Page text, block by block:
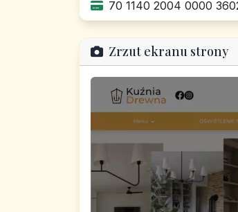
70 1140 2004 0000
Zrzut ekranu strony